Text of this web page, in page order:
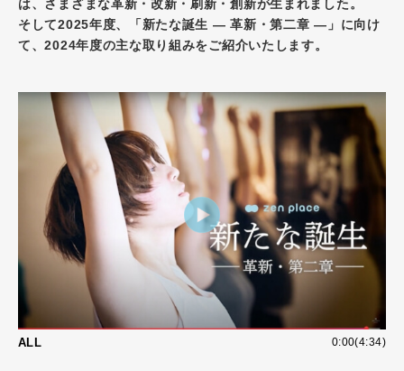
は、さまざまな革新・改新・刷新・創新が生まれました。
そして2025年度、「新たな誕生 ― 革新・第二章 ―」に向け
て、2024年度の主な取り組みをご紹介いたします。
ALL 0:00(4:34)